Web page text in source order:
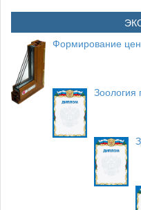
Формирование
Зоология